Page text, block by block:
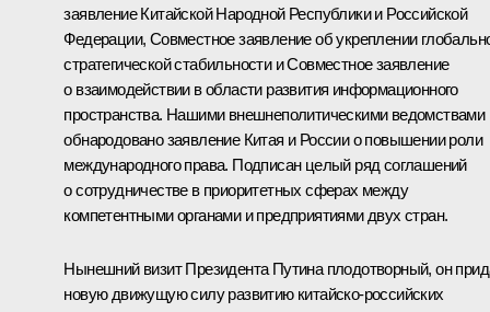
заявлениеКитайской Народной Республики и Российской
Федерации, Совместное заявлениеоб укреплении
стратегической стабильности иСовместное заявление
о взаимодействии в области развития информационного
пространства. Нашими внешнеполитическими ведомствами
обнародовано заявление Китая и России о повышении роли
международного права. Подписан целый ряд соглашений
о сотрудничестве в приоритетных сферах между
компетентными органами и предприятиями двух стран.
Нынешний визит Президента Путина плодотворный, он
новую движущую силу развитию китайско-российских